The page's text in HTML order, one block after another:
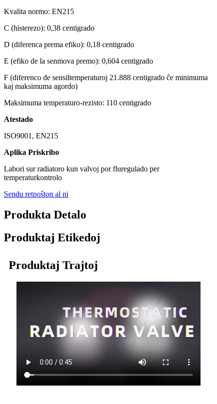
Kvalita normo: EN215
C (histerezo): 0,38 centigrado
D (diferenca prema efiko): 0,18 centigrado
E (efiko de la senmova premo): 0,604 centigrado
F (diferenco de sensiltemperaturoj 21.888 centigrado ĉe minimuma
kaj maksimuma agordo)
Maksimuma temperaturo-rezisto: 110 centigrado
Atestado
ISO9001, EN215
Aplika Priskribo
Labori sur radiatoro kun valvoj por fluregulado per
temperaturkontrolo
Sendu retpoŝton al ni
Produkta Detalo
Produktaj Etikedoj
Produktaj Trajtoj